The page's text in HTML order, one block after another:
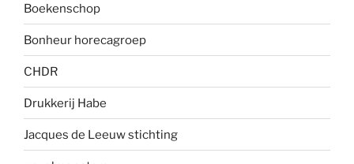
Boekenschop
Bonheur horecagroep
CHDR
Drukkerij Habe
Jacques de Leeuw stichting